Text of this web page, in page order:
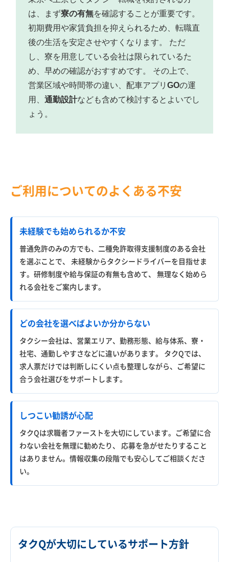
は、まず寮の有無を確認することが重要です。
初期費用や家賃負担を抑えられるため、転職直
後の生活を安定させやすくなります。 ただ
し、寮を用意している会社は限られているた
め、早めの確認がおすすめです。 その上で、
営業区域や時間帯の違い、配車アプリGOの運
用、通勤設計なども含めて検討するとよいでし
ょう。
ご利用についてのよくある不安
未経験でも始められるか不安
普通免許のみの方でも、二種免許取得支援制度のある会社
を選ぶことで、 未経験からタクシードライバーを目指せま
す。研修制度や給与保証の有無も含めて、 無理なく始めら
れる会社をご案内します。
どの会社を選べばよいか分からない
タクシー会社は、営業エリア、勤務形態、給与体系、寮・
社宅、通勤しやすさなどに違いがあります。 タクQでは、
求人票だけでは判断しにくい点も整理しながら、ご希望に
合う会社選びをサポートします。
しつこい勧誘が心配
タクQは求職者ファーストを大切にしています。ご希望に合
わない会社を無理に勧めたり、 応募を急がせたりすること
はありません。情報収集の段階でも安心してご相談くださ
い。
タクQが大切にしているサポート方針